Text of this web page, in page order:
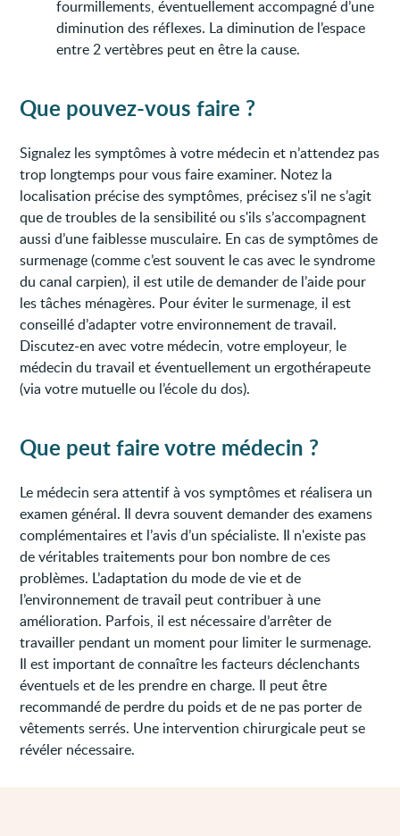
fourmillements, éventuellement accompagné d’une
diminution des réflexes. La diminution de l’espace
entre 2 vertèbres peut en être la cause.
Que pouvez-vous faire ?
Signalez les symptômes à votre médecin et n’attendez pas
trop longtemps pour vous faire examiner. Notez la
localisation précise des symptômes, précisez s'il ne s’agit
que de troubles de la sensibilité ou s'ils s’accompagnent
aussi d’une faiblesse musculaire. En cas de symptômes de
surmenage (comme c’est souvent le cas avec le syndrome
du canal carpien), il est utile de demander de l’aide pour
les tâches ménagères. Pour éviter le surmenage, il est
conseillé d’adapter votre environnement de travail.
Discutez-en avec votre médecin, votre employeur, le
médecin du travail et éventuellement un ergothérapeute
(via votre mutuelle ou l’école du dos).
Que peut faire votre médecin ?
Le médecin sera attentif à vos symptômes et réalisera un
examen général. Il devra souvent demander des examens
complémentaires et l’avis d’un spécialiste. Il n'existe pas
de véritables traitements pour bon nombre de ces
problèmes. L’adaptation du mode de vie et de
l’environnement de travail peut contribuer à une
amélioration. Parfois, il est nécessaire d’arrêter de
travailler pendant un moment pour limiter le surmenage.
Il est important de connaître les facteurs déclenchants
éventuels et de les prendre en charge. Il peut être
recommandé de perdre du poids et de ne pas porter de
vêtements serrés. Une intervention chirurgicale peut se
révéler nécessaire.